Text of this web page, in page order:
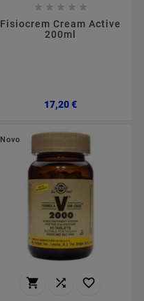
    
Fisiocrem Cream Active
200ml
17,20 €Preço
Novo
  